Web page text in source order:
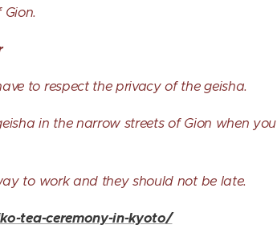
to respect the privacy of the geisha.
in the narrow streets of Gion when you
to work and they should not be late.
tea-ceremony-in-kyoto/